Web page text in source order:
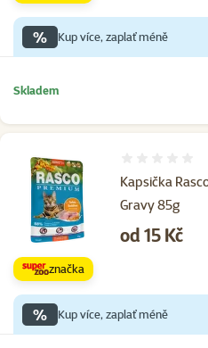
% Kup více, zaplať méně
Skladem
Kapsička
Gravy 85g
Cena
od 15 Kč
značka
% Kup více, zaplať méně